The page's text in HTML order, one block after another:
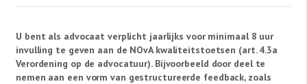
U bent als advocaat verplicht jaarlijks voor minimaal 8 uur
invulling te geven aan de NOvA kwaliteitstoetsen (art. 4.3a
Verordening op de advocatuur). Bijvoorbeeld door deel te
nemen aan een vorm van gestructureerde feedback, zoals